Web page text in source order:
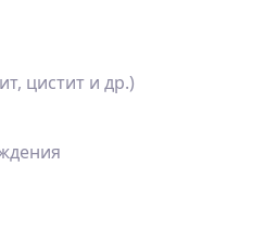
цистит и др.)